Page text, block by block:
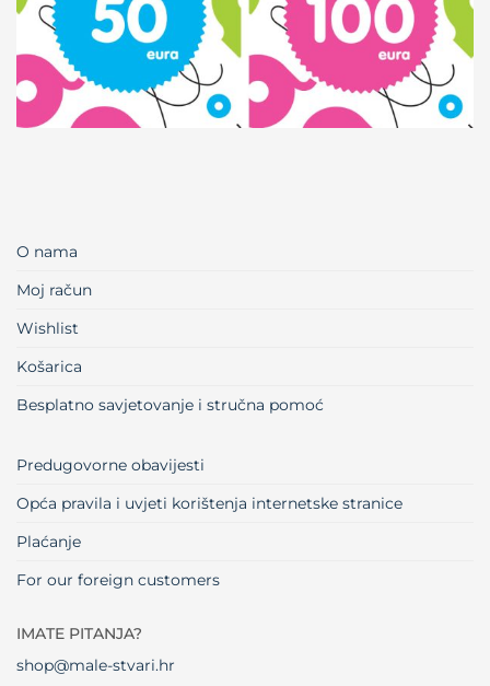
O nama
Moj račun
Wishlist
Košarica
Besplatno savjetovanje i stručna pomoć
Predugovorne obavijesti
Opća pravila i uvjeti korištenja internetske stranice
Plaćanje
For our foreign customers
IMATE PITANJA?
shop@male-stvari.hr